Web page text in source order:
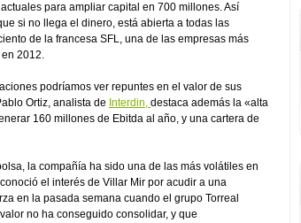
para ampliar capital en 700 millones. Así
si no llega el dinero, está abierta a todas las
de la francesa SFL, una de las empresas más
2012.
podríamos ver repuntes en el valor de sus
Ortiz, analista de Interdin, destaca además la «alta
160 millones de Ebitda al año, y una cartera de
la compañía ha sido una de las más volátiles en
el interés de Villar Mir por acudir a una
en la pasada semana cuando el grupo Torreal
no ha conseguido consolidar, y que